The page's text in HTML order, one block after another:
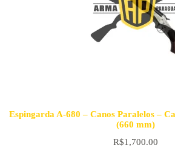
Espingarda A-680 – Canos Paralelos –
(660 mm)
R$1,700.00